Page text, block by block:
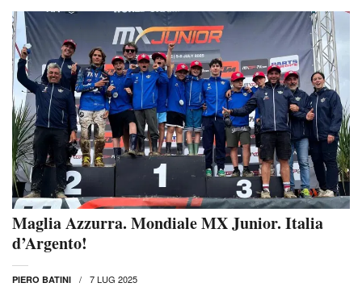
Maglia Azzurra. Mondiale MX Junior. Italia
d’Argento!
PIERO BATINI 7 LUG 2025